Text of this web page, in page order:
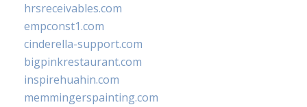
hrsreceivables.com
empconst1.com
cinderella-support.com
bigpinkrestaurant.com
inspirehuahin.com
memmingerspainting.com